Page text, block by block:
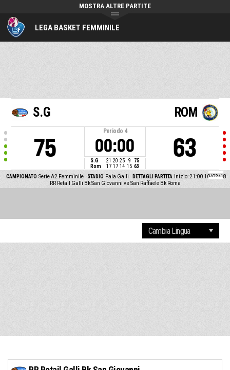
LEGA BASKET FEMMINILE
MOSTRA ALTRE PARTITE
S.G
75
Periodo 4
00:00
S.G 21 20 25 9
75
Rom
17 17 14 15 63
ROM
63
CAMPIONATO Serie A2 Femminile STADIO Pala Galli DETTAGLI PARTITA
Inizio: 21:00 10/02/18
RR Retail Galli Bk San Giovanni vs San Raffaele Bk Roma